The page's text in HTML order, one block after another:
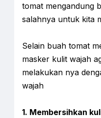
tomat mengandung
salahnya untuk kita
Selain buah tomat
masker kulit wajah
melakukan nya
wajah
1. Membersihkan